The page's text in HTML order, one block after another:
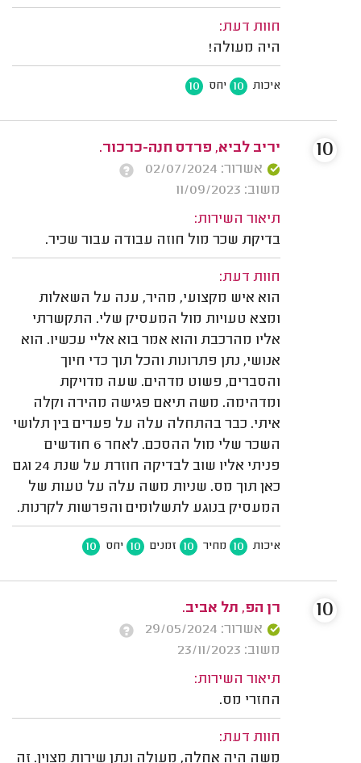
חוות דעת:
היה מעולה!
איכות 10 יחס 10
יריב לביא, פרדס חנה-כרכור.
אשרור: 02/07/2024
משוב: 11/09/2023
תיאור השירות:
בדיקת שכר מול חוזה עבודה עבור שכיר.
חוות דעת:
הוא איש מקצועי, מהיר, ענה על השאלות
ומצא טעויות מול המעסיק שלי. התקשרתי
אליו מהרכבת והוא אמר בוא אליי עכשיו. הוא
אנושי, נתן פתרונות והכל תוך כדי חיוך
והסברים, פשוט מדהים. שעה מדויקת
ומדהימה. משה תיאם פגישה מהירה וקלה
איתי. כבר בהתחלה עלה על פערים בין תלושי
השכר שלי מול ההסכם. לאחר 6 חודשים
פניתי אליו שוב לבדיקה חוזרת על שנת 24 וגם
כאן תוך מס. שניות משה עלה על טעות של
המעסיק בנוגע לתשלומים והפרשות לקרנות.
איכות 10 מחיר 10 זמנים 10 יחס 10
10
רן הפ, תל אביב.
אשרור: 29/05/2024
משוב: 23/11/2023
תיאור השירות:
החזרי מס.
חוות דעת:
משה היה אחלה, מעולה ונתן שירות מצוין. זה
10